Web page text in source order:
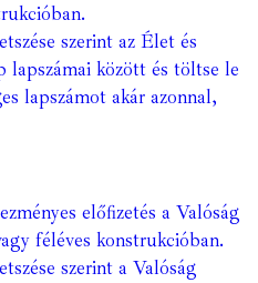
szerint az Élet és
lapszámai között és töltse le
lapszámot akár azonnal,
előfizetés a Valóság
féléves konstrukcióban.
szerint a Valóság